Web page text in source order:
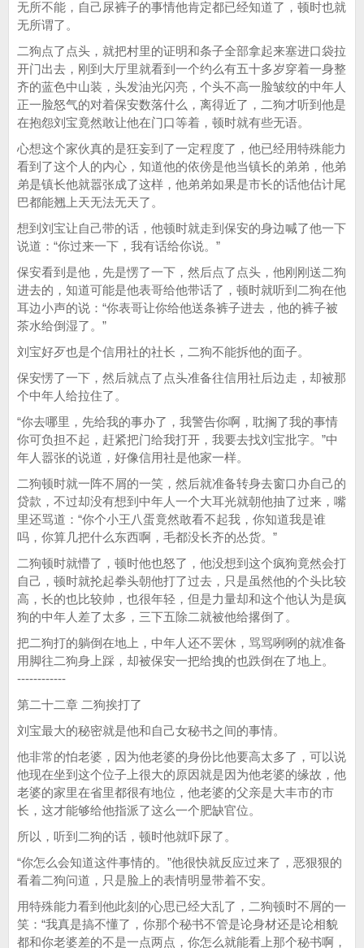
无所不能，自己尿裤子的事情他肯定都已经知道了，顿时也就
无所谓了。
二狗点了点头，就把村里的证明和条子全部拿起来塞进口袋拉
开门出去，刚到大厅里就看到一个约么有五十多岁穿着一身整
齐的蓝色中山装，头发油光闪亮，个头不高一脸皱纹的中年人
正一脸怒气的对着保安数落什么，离得近了，二狗才听到他是
在抱怨刘宝竟然敢让他在门口等着，顿时就有些无语。
心想这个家伙真的是狂妄到了一定程度了，他已经用特殊能力
看到了这个人的内心，知道他的依傍是他当镇长的弟弟，他弟
弟是镇长他就嚣张成了这样，他弟弟如果是市长的话他估计尾
巴都能翘上天无法无天了。
想到刘宝让自己带的话，他顿时就走到保安的身边喊了他一下
说道：“你过来一下，我有话给你说。”
保安看到是他，先是愣了一下，然后点了点头，他刚刚送二狗
进去的，知道可能是他表哥给他带话了，顿时就听到二狗在他
耳边小声的说：“你表哥让你给他送条裤子进去，他的裤子被
茶水给倒湿了。”
刘宝好歹也是个信用社的社长，二狗不能拆他的面子。
保安愣了一下，然后就点了点头准备往信用社后边走，却被那
个中年人给拉住了。
“你去哪里，先给我的事办了，我警告你啊，耽搁了我的事情
你可负担不起，赶紧把门给我打开，我要去找刘宝批字。”中
年人嚣张的说道，好像信用社是他家一样。
二狗顿时就一阵不屑的一笑，然后就准备转身去窗口办自己的
贷款，不过却没有想到中年人一个大耳光就朝他抽了过来，嘴
里还骂道：“你个小王八蛋竟然敢看不起我，你知道我是谁
吗，你算几把什么东西啊，毛都没长齐的怂货。”
二狗顿时就懵了，顿时他也怒了，他没想到这个疯狗竟然会打
自己，顿时就抡起拳头朝他打了过去，只是虽然他的个头比较
高，长的也比较帅，也很年轻，但是力量却和这个他认为是疯
狗的中年人差了太多，三下五除二就被他给撂倒了。
把二狗打的躺倒在地上，中年人还不罢休，骂骂咧咧的就准备
用脚往二狗身上踩，却被保安一把给拽的也跌倒在了地上。
------------
第二十二章 二狗挨打了
刘宝最大的秘密就是他和自己女秘书之间的事情。
他非常的怕老婆，因为他老婆的身份比他要高太多了，可以说
他现在坐到这个位子上很大的原因就是因为他老婆的缘故，他
老婆的家里在省里都很有地位，他老婆的父亲是大丰市的市
长，这才能够给他指派了这么一个肥缺官位。
所以，听到二狗的话，顿时他就吓尿了。
“你怎么会知道这件事情的。”他很快就反应过来了，恶狠狠的
看着二狗问道，只是脸上的表情明显带着不安。
用特殊能力看到他此刻的心思已经大乱了，二狗顿时不屑的一
笑：“我真是搞不懂了，你那个秘书不管是论身材还是论相貌
都和你老婆差的不是一点两点，你怎么就能看上那个秘书啊，